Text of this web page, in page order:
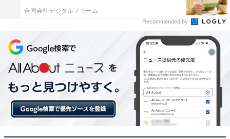
合同会社デジタルファーム
Recommended by